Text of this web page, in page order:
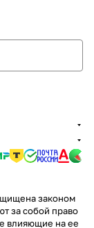
законом
за собой право
влияющие на ее